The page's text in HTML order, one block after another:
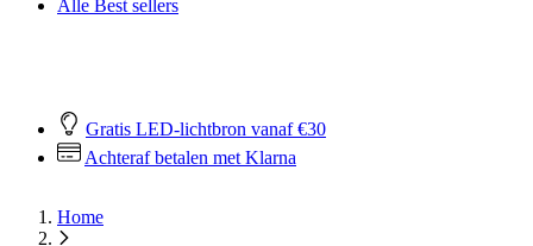
Alle Best sellers
Gratis LED-lichtbron vanaf €30
Achteraf betalen met Klarna
Home